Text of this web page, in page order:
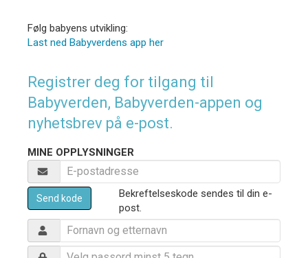
Følg babyens utvikling:
Last ned Babyverdens app her
Registrer deg for tilgang til
Babyverden, Babyverden-appen og
nyhetsbrev på e-post.
MINE OPPLYSNINGER
Send kode
Bekreftelseskode sendes til din e-
post.